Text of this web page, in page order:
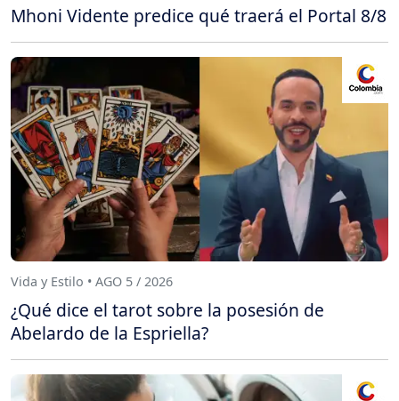
Mhoni Vidente predice qué traerá el Portal 8/8
Vida y Estilo • AGO 5 / 2026
¿Qué dice el tarot sobre la posesión de
Abelardo de la Espriella?